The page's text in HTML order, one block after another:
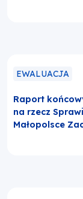
EWALUACJA
Raport
na rzecz
Małopolsce